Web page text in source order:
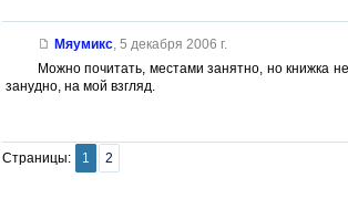
Мяумикс, 5 декабря 2006 г.
Можно почитать, местами занятно, но книжка не
занудно, на мой взгляд.
Страницы: 1 2